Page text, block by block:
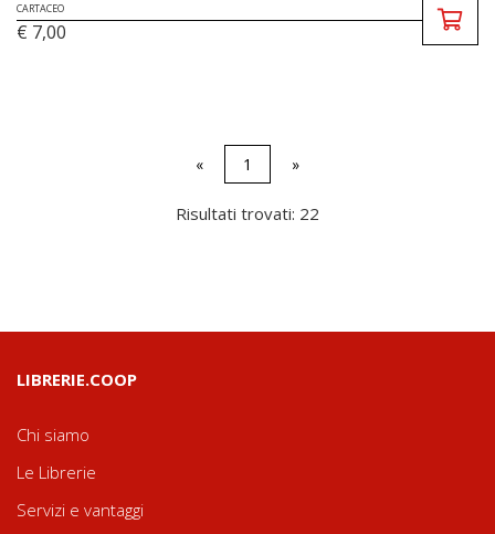
CARTACEO
€ 7,00
« 1 »
Risultati trovati: 22
LIBRERIE.COOP
Chi siamo
Le Librerie
Servizi e vantaggi